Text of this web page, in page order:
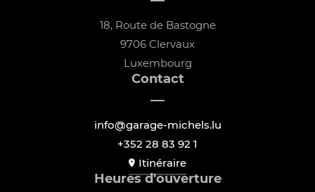
18, Route de Bastogne
9706 Clervaux
Luxembourg
Contact
info@garage-michels.lu
+352 28 83 92 1
Itinéraire
Heures d'ouverture